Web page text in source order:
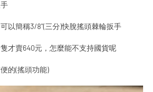
以簡稱3/8"(三分)快脫搖頭棘輪扳手
才賣640元，怎麼能不支持國貨呢
的(搖頭功能)